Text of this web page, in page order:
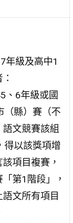
年級及高中1
、6年級或國
（縣）賽（不
文競賽該組
得以該獎項增
項目複賽，
第1階段」，
文所有項目